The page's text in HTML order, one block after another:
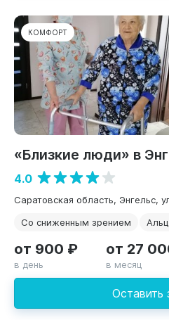
КОМФОРТ
«Близкие люди» в
4.0
Саратовская область, Энгельс,
Со сниженным зрением
Оставить
от 900 ₽
в день
от 27
в месяц